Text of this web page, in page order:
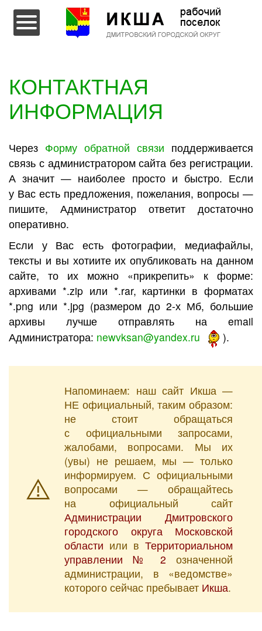
Перейти к содержимому
КОНТАКТНАЯ
ИНФОРМАЦИЯ
Через Форму обратной связи поддерживается
связь с администратором сайта без регистрации.
А значит — наиболее просто и быстро. Если
у Вас есть предложения, пожелания, вопросы —
пишите, Администратор ответит достаточно
оперативно.
Если у Вас есть фотографии, медиафайлы,
тексты и вы хотиите их опубликовать на данном
сайте, то их можно «прикрепить» к форме:
архивами *.zip или *.rar, картинки в форматах
*.png или *.jpg (размером до 2-х Мб, большие
архивы лучше отправлять на email
Администратора: newvksan@yandex.ru ).
Напоминаем: наш сайт Икша —
НЕ официальный, таким образом:
не стоит обращаться
с официальными запросами,
жалобами, вопросами. Мы их
(увы) не решаем, мы — только
информируем. С официальными
вопросами — обращайтесь
на официальный сайт
Администрации Дмитровского
городского округа Московской
области или в Территориальном
управлении № 2 означенной
администрации, в «ведомстве»
которого сейчас пребывает Икша.